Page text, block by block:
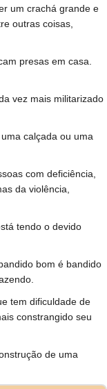
um crachá grande e
outras coisas,
presas em casa.
vez mais militarizado
calçada ou uma
com deficiência,
da violência,
tendo o devido
bom é bandido
tem dificuldade de
constrangido seu
de uma